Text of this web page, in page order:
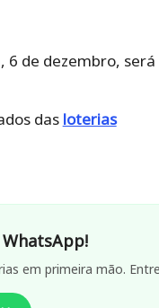
de dezembro,
das loterias
em primeira mão.